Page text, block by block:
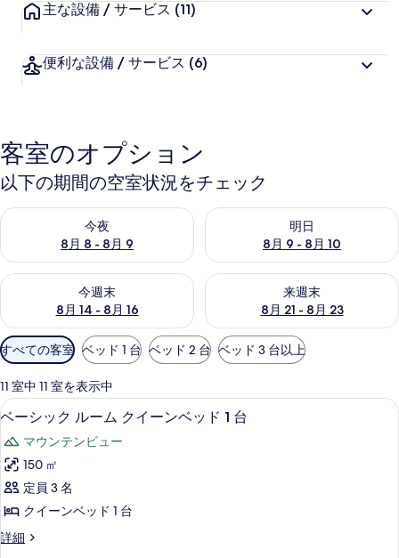
主な設備 / サービス (11)
便利な設備 / サービス (6)
客室のオプション
以下の期間の空室状況をチェック
今夜
8月 8 - 8月 9
今夜 8月 8 - 8月 9 の空室状況をチェック
明日
8月 9 - 8月 10
明日 8月 9 - 8月 10 の空室状
今週末
8月 14 - 8月 16
今週末 8月 14 - 8月 16 の空室状況をチェック
来週末
8月 21 - 8月 23
来週末 8月 21 - 8月 23 の空室
利
用
可
能
な
客
室
の
り
込
すべての客室 ベッド 1 台 ベッド 2 台 ベッド 3 台以上
11 室中 11 室を表示中
ベ
ー
シ
ッ
ク
ー
ベーシック ルーム クイーンベッド 1
7
ベーシック ルーム クイーンベッド 1 台
マウンテンビュー
150 ㎡
定員 3 名
クイーンベッド 1 台
詳細
ベ